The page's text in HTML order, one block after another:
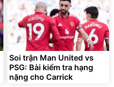
Soi trận Man United vs
PSG: Bài kiểm tra hạng
nặng cho Carrick